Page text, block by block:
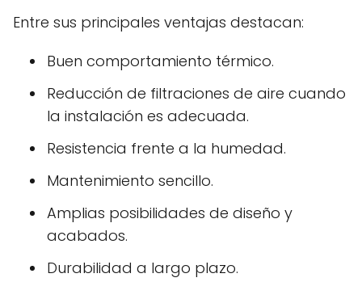
Entre sus principales ventajas destacan:
Buen comportamiento térmico.
Reducción de filtraciones de aire cuando
la instalación es adecuada.
Resistencia frente a la humedad.
Mantenimiento sencillo.
Amplias posibilidades de diseño y
acabados.
Durabilidad a largo plazo.